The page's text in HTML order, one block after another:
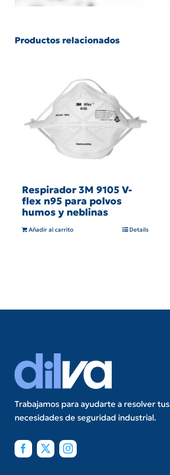
Productos relacionados
Respirador 3M 9105 V-
flex n95 para polvos
humos y neblinas
Añadir al carrito Details
Trabajamos para ayudarte a resolver tus
necesidades de seguridad industrial.